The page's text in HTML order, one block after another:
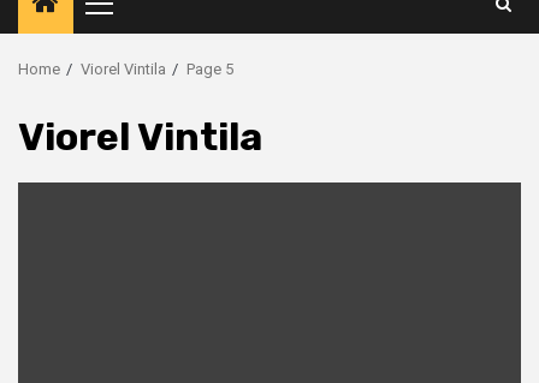
Primary
Menu
Home Viorel Vintila Page 5
Viorel Vintila